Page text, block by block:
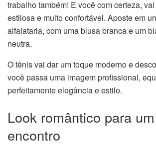
trabalho também! E você com certeza,
estilosa e muito confortável. Aposte em
alfaiataria, com uma blusa branca e um
neutra.
O tênis vai dar um toque moderno e
você passa uma imagem profissional,
perfeitamente elegância e estilo.
Look romântico para um
encontro